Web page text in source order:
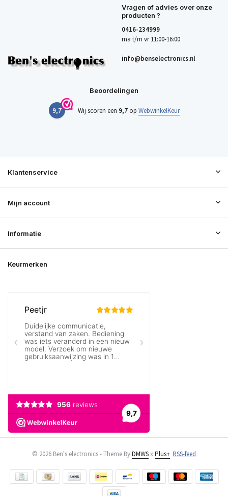
Vragen of advies over onze
producten ?
0416-234999
ma t/m vr 11:00-16:00
info@benselectronics.nl
Beoordelingen
9,7 Wij scoren een 9,7op WebwinkelKeur
Klantenservice
Mijn account
Informatie
Keurmerken
© 2026 Ben's electronics - Theme ByDMWSxPlus+ RSS-feed